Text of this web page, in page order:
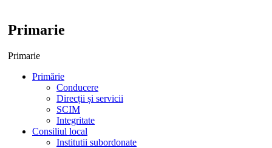
Primarie
Primarie
Primărie
Conducere
Direcții și servicii
SCIM
Integritate
Consiliul local
Institutii subordonate